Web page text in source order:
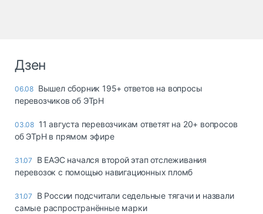
Дзен
06.08 Вышел сборник 195+ ответов на вопросы
перевозчиков об ЭТрН
03.08 11 августа перевозчикам ответят на 20+ вопросов
об ЭТрН в прямом эфире
31.07
В ЕАЭС начался второй этап отслеживания
перевозок с помощью навигационных пломб
31.07
В России подсчитали седельные тягачи и назвали
самые распространённые марки